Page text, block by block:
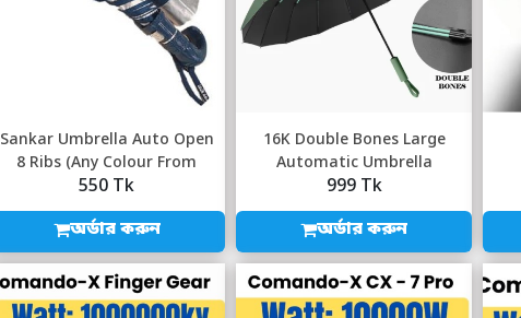
Sankar Umbrella Auto Open
8 Ribs (Any Colour From
Green, Blu...
550 Tk
অর্ডার করুন
16K Double Bones Large
Automatic Umbrella
999 Tk
অর্ডার করুন